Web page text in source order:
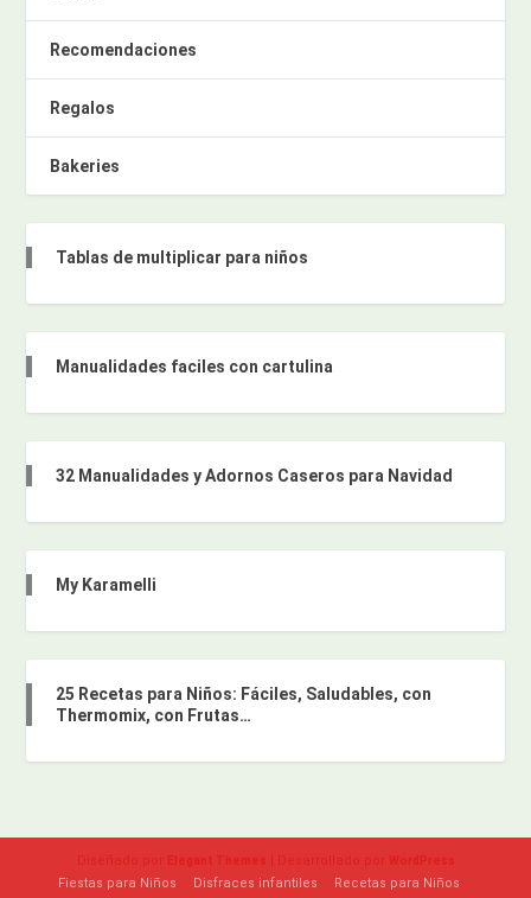
Recomendaciones
Regalos
Bakeries
Tablas de multiplicar para niños
Manualidades faciles con cartulina
32 Manualidades y Adornos Caseros para Navidad
My Karamelli
25 Recetas para Niños: Fáciles, Saludables, con
Thermomix, con Frutas…
Diseñado por Elegant Themes | Desarrollado por WordPress
Fiestas para Niños Disfraces infantiles
Recetas para Niños